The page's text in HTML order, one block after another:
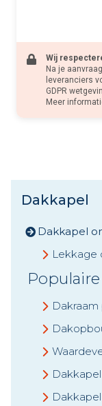
Wij
Na je
leveranciers
GDPR
Meer
Dakkapel
Dakkapel
Lekkage